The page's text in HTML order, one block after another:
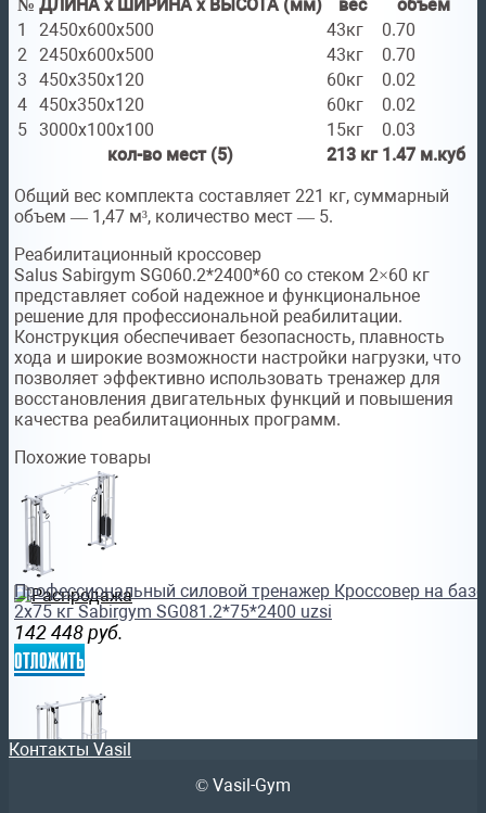
№ ДЛИНА x ШИРИНА x ВЫСОТА (мм) вес
объем
1
2450x600x500 43кг
0.70
2
2450x600x500 43кг
0.70
3
450x350x120 60кг
0.02
4 450x350x120 60кг
0.02
5
3000x100x100 15кг
0.03
кол-во мест (5)
213 кг 1.47 м.куб
Общий вес комплекта составляет 221 кг, суммарный
объем — 1,47 м³, количество мест — 5.
Реабилитационный кроссовер
Salus Sabirgym SG060.2*2400*60 со стеком 2×60 кг
представляет собой надежное и функциональное
решение для профессиональной реабилитации.
Конструкция обеспечивает безопасность, плавность
хода и широкие возможности настройки нагрузки, что
позволяет эффективно использовать тренажер для
восстановления двигательных функций и повышения
качества реабилитационных программ.
Похожие товары
Профессиональный силовой тренажер Кроссовер на
2х75 кг Sabirgym SG081.2*75*2400 uzsi
142 448 руб.
отложить
Контакты Vasil
© Vasil-Gym